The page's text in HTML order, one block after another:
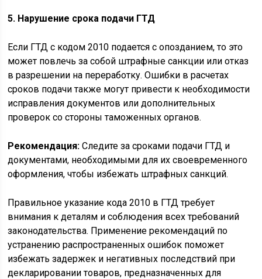
5. Нарушение срока подачи ГТД
Если ГТД с кодом 2010 подается с опозданием, то это
может повлечь за собой штрафные санкции или отказ
в разрешении на переработку. Ошибки в расчетах
сроков подачи также могут привести к необходимости
исправления документов или дополнительных
проверок со стороны таможенных органов.
Рекомендация: Следите за сроками подачи ГТД и
документами, необходимыми для их своевременного
оформления, чтобы избежать штрафных санкций.
Правильное указание кода 2010 в ГТД требует
внимания к деталям и соблюдения всех требований
законодательства. Применение рекомендаций по
устранению распространенных ошибок поможет
избежать задержек и негативных последствий при
декларировании товаров, предназначенных для